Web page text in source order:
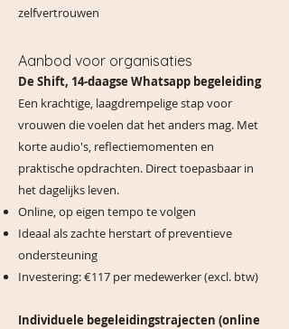
zelfvertrouwen
Aanbod voor organisaties
De Shift, 14-daagse Whatsapp begeleiding
Een krachtige, laagdrempelige stap voor
vrouwen die voelen dat het anders mag. Met
korte audio's, reflectiemomenten en
praktische opdrachten. Direct toepasbaar in
het dagelijks leven.
Online, op eigen tempo te volgen
Ideaal als zachte herstart of preventieve
ondersteuning
Investering: €117 per medewerker (excl. btw)
Individuele begeleidingstrajecten (online